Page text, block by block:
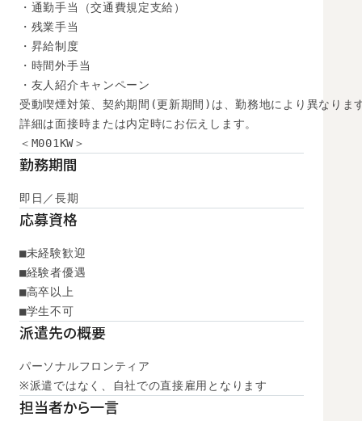
・通勤手当（交通費規定支給）
・残業手当
・昇給制度
・時間外手当
・友人紹介キャンペーン
受動喫煙対策、契約期間(更新期間)は、勤務地により異なりま
詳細は面接時または内定時にお伝えします。
＜M001KW＞
勤務期間
即日／長期
応募資格
■未経験歓迎
■経験者優遇
■高卒以上
■学生不可
派遣先の概要
パーソナルフロンティア
※派遣ではなく、自社での直接雇用となります
担当者から一言